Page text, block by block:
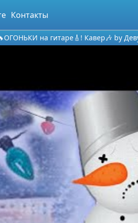
Контакты
на гитаре🎸! Кавер🎶 by